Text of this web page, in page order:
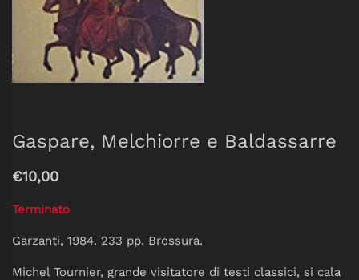
Gaspare, Melchiorre e Baldassarre
€10,00
Terminato
Garzanti, 1984. 233 pp. Brossura.
Michel Tournier, grande visitatore di testi classici, si cala